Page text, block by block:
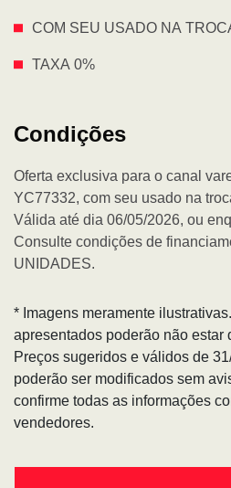
COM SEU USADO NA
TAXA 0%
Condições
Oferta exclusiva para o canal
YC77332, com seu usado na
Válida até dia 06/05/2026, ou
Consulte condições de
UNIDADES.
* Imagens meramente
apresentados poderão não estar
Preços sugeridos e válidos de
poderão ser modificados sem
confirme todas as informações
vendedores.